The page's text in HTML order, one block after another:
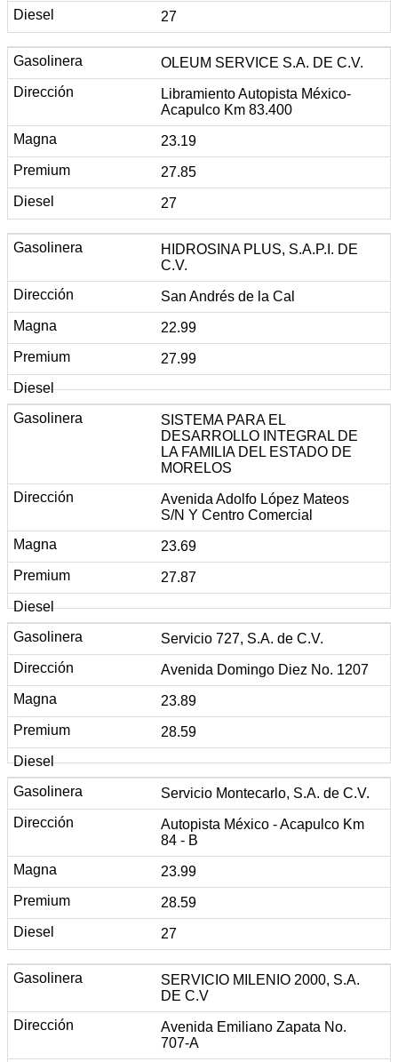
27
OLEUM SERVICE S.A. DE C.V.
Libramiento Autopista México-
Acapulco Km 83.400
23.19
27.85
27
HIDROSINA PLUS, S.A.P.I. DE
C.V.
San Andrés de la Cal
22.99
27.99
SISTEMA PARA EL
DESARROLLO INTEGRAL DE
LA FAMILIA DEL ESTADO DE
MORELOS
Avenida Adolfo López Mateos
S/N Y Centro Comercial
23.69
27.87
Servicio 727, S.A. de C.V.
Avenida Domingo Diez No. 1207
23.89
28.59
Servicio Montecarlo, S.A. de C.V.
Autopista México - Acapulco Km
84 - B
23.99
28.59
27
SERVICIO MILENIO 2000, S.A.
DE C.V
Avenida Emiliano Zapata No.
707-A